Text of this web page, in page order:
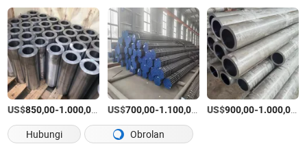
US$850,00-1.000,00 /Ton AS
US$700,00-1.100,00 /Ton AS
US$900,00-1.000,00 /
Hubungi
Obrolan